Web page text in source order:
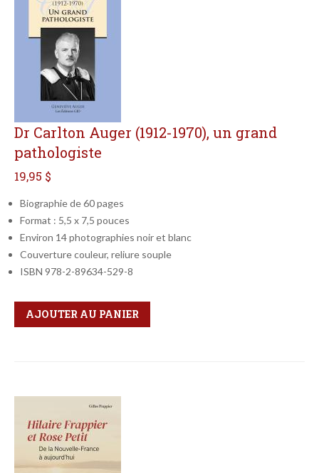
Dr Carlton Auger (1912-1970), un grand
pathologiste
19,95 $
Biographie de 60 pages
Format : 5,5 x 7,5 pouces
Environ 14 photographies noir et blanc
Couverture couleur, reliure souple
ISBN 978-2-89634-529-8
Qté
Format
AJOUTER AU PANIER